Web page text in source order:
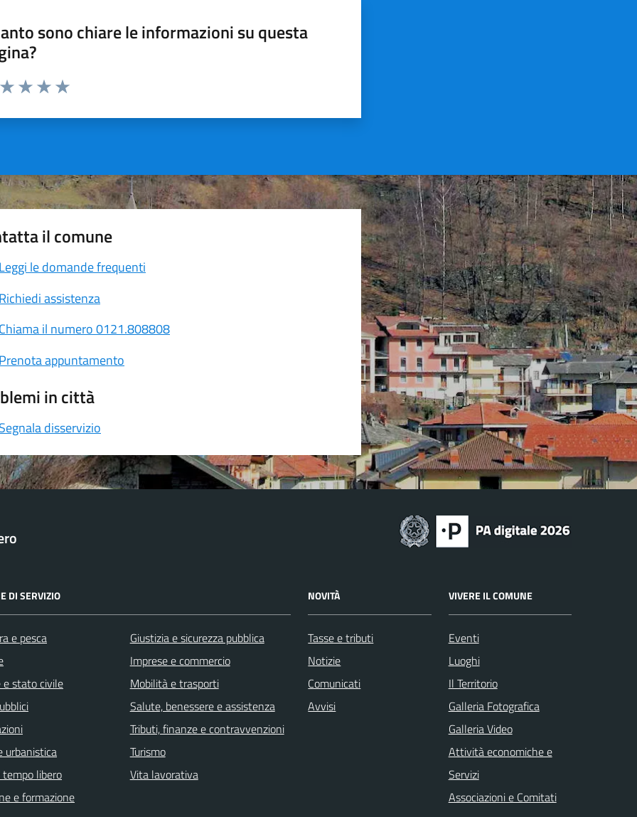
sono chiare le informazioni su questa
da 1 a 5 stelle la pagina
il comune
Leggi le domande frequenti
Richiedi assistenza
Chiama il numero 0121.808808
Prenota appuntamento
in città
Segnala disservizio
DI SERVIZIO
e pesca
e stato civile
urbanistica
libero
e formazione
Giustizia e sicurezza pubblica
Imprese e commercio
Mobilità e trasporti
Salute, benessere e assistenza
Tributi, finanze e contravvenzioni
Turismo
Vita lavorativa
NOVITÀ
Tasse e tributi
Notizie
Comunicati
Avvisi
VIVERE IL COMUNE
Eventi
Luoghi
Il Territorio
Galleria Fotografica
Galleria Video
Attività economiche e
Servizi
Associazioni e Comitati